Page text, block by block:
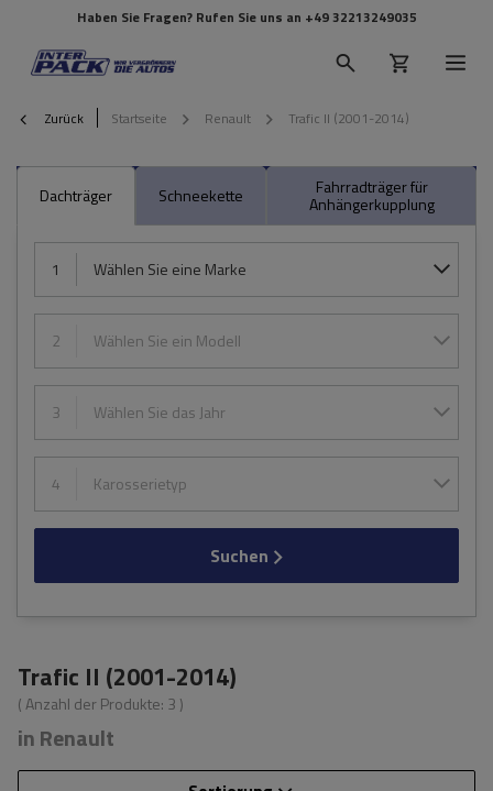
Haben Sie Fragen? Rufen Sie uns an +49 32213249035
Zurück Startseite Renault Trafic II (2001-2014)
Dachträger Schneekette Fahrradträger für
Anhängerkupplung
1 Wählen Sie eine Marke
2 Wählen Sie ein Modell
3 Wählen Sie das Jahr
4 Karosserietyp
Suchen
Trafic II (2001-2014)
( Anzahl der Produkte: 3 )
in Renault